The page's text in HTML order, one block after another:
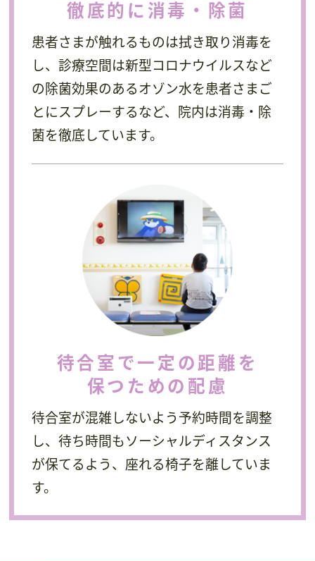
徹底的に消毒・除菌
患者さまが触れるものは拭き取り消毒を
し、診療空間は新型コロナウイルスなど
の除菌効果のあるオゾン水を患者さまご
とにスプレーするなど、院内は消毒・除
菌を徹底しています。
待合室で一定の距離を
保つための配慮
待合室が混雑しないよう予約時間を調整
し、待ち時間もソーシャルディスタンス
が保てるよう、座れる椅子を離していま
す。